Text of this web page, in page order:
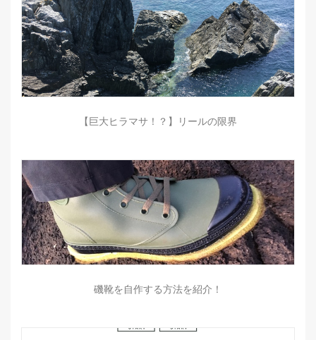
【巨大ヒラマサ！？】リールの限界
磯靴を自作する方法を紹介！